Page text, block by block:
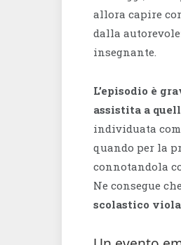
allora capire
dalla
insegnante.
L’episodio è
assistita a
individuata
quando per la
connotandola
Ne consegue che
scolastico